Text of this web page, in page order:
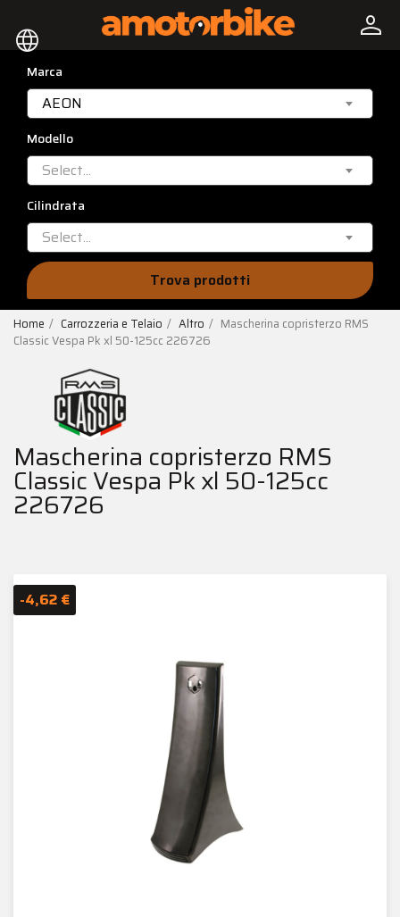
language person
Marca
AEON
Modello
Select...
Cilindrata
Select...
Trova prodotti
Home Carrozzeria e Telaio Altro
Mascherina copristerzo RMS
Classic Vespa Pk xl 50-125cc 226726
Mascherina copristerzo RMS
Classic Vespa Pk xl 50-125cc
226726
-4,62 €